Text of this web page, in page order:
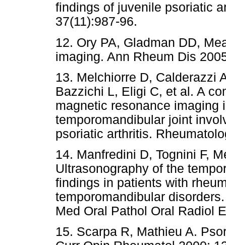
findings of juvenile psoriatic
37(11):987-96.
12. Ory PA, Gladman DD,
imaging. Ann Rheum Dis
13. Melchiorre D, Calderazzi
Bazzichi L, Eligi C, et al. A
magnetic resonance imaging
temporomandibular joint
psoriatic arthritis.
14. Manfredini D, Tognini F,
Ultrasonography of the
findings in patients with
temporomandibular
Med Oral Pathol Oral Radiol
15. Scarpa R, Mathieu A.